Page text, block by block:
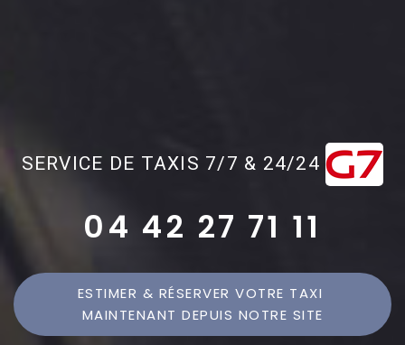
SERVICE DE TAXIS 7/7 & 24/24
04 42 27 71 11
ESTIMER & RÉSERVER VOTRE TAXI
MAINTENANT DEPUIS NOTRE SITE